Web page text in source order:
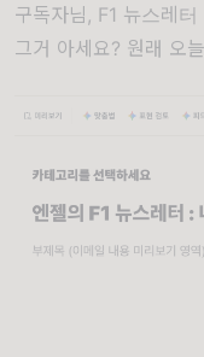
구독자님, F1 뉴스레
그거 아세요? 원래 오